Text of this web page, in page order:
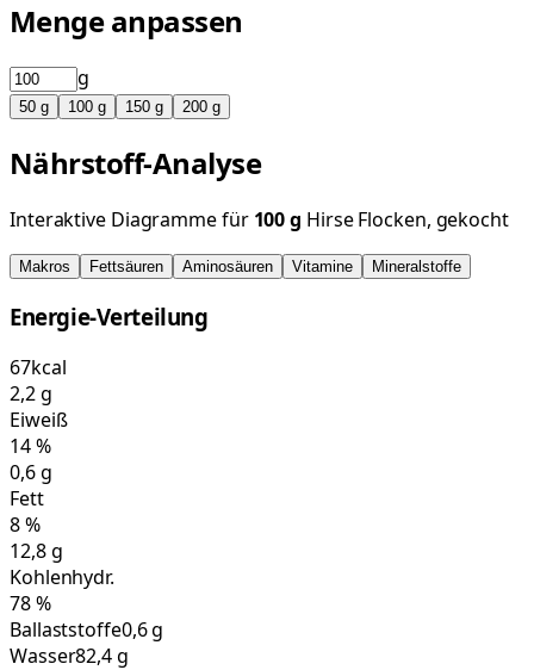
Menge anpassen
g
50 g 100 g 150 g 200 g
Nährstoff-Analyse
Interaktive Diagramme für 100g Hirse Flocken, gekocht
Makros Fettsäuren Aminosäuren Vitamine Mineralstoffe
Energie-Verteilung
67kcal
2,2g
Eiweiß
14%
0,6g
Fett
8%
12,8g
Kohlenhydr.
78%
Ballaststoffe0,6 g
Wasser82,4 g